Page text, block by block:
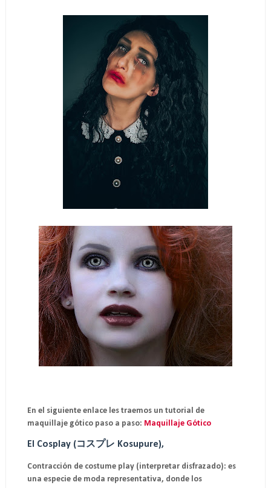
En el siguiente enlace les traemos un tutorial de
maquillaje gótico paso a paso: Maquillaje Gótico
El Cosplay(コスプレ Kosupure),
Contracción de costume play (interpretar disfrazado): es
una especie de moda representativa, donde los